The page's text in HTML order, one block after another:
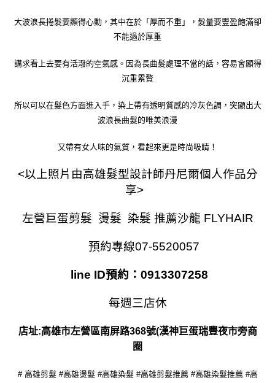
大波浪長捲髮要顯得心動，其中在於「厚而不重」，髮量要豐盈飽滿卻
不能過於厚重
講求看上去要有活潑的空氣感。因為長曲髮處理不當的話，容易會顯得
沉重累贅
所以可以在髮色方面進入手，染上帶有透明質感的冷灰色調，突顯出大
波浪長曲髮的唯美浪漫
又帶有女人味的氣質，看起來更是時尚吸睛！
<以上照片由高雄髮型設計師丹尼爾個人作品分
享>
左營巨蛋剪髮 燙髮 染髮 推薦沙龍 FLYHAIR
預約專線07-5520057
line ID預約：0913307258
每週三店休
店址:高雄市左營區南屏路368號(漢神巨蛋瑞豐夜市旁商
圈
# 高雄剪髮 #高雄燙髮 #高雄染髮 #高雄剪髮推薦 #高雄染髮推薦 #高